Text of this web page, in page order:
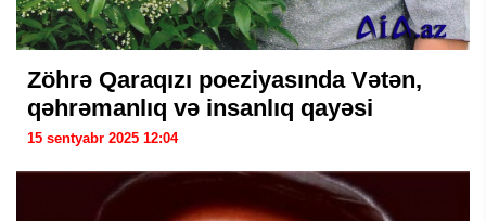
Zöhrə Qaraqızı poeziyasında Vətən,
qəhrəmanlıq və insanlıq qayəsi
15 sentyabr 2025 12:04